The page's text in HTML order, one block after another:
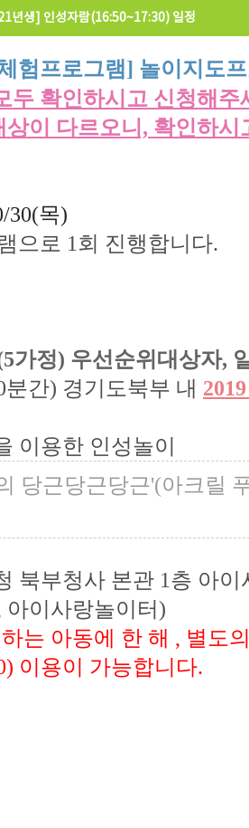
년생] 인성자람(16:50~17:30) 일정
험프로그램] 놀이지도
두 확인하시고 신청해주
이 다르오니, 확인하시
/30(목)
으로 1회 진행합니다.
가정) 우선순위대상자,
분간) 경기도북부 내
이용한 인성놀이
당근당근당근'(아크릴
북부청사 본관 1층 아
아이사랑놀이터)
는 아동에 한 해 , 별도
이용이 가능합니다.